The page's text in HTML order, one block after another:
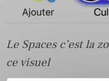
Le Spaces c’est la
ce visuel